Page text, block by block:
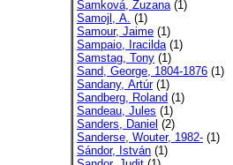
Samková, Zuzana(1)
Samojl, A. (1)
Samour, Jaime (1)
Sampaio, Iracilda(1)
Samstag, Tony (1)
Sand, George, 1804-1876 (1)
Sandany, Artúr(1)
Sandberg, Roland (1)
Sandeau, Jules (1)
Sanders, Daniel (2)
Sanderse, Wouter, 1982- (1)
Sándor, István (1)